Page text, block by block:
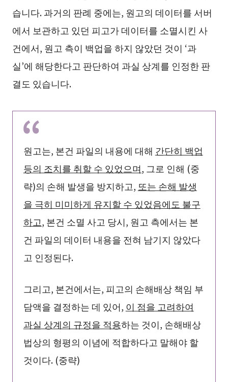
습니다. 과거의 판례 중에는, 원고의 데이터를 서버
에서 보관하고 있던 피고가 데이터를 소멸시킨 사
건에서, 원고 측이 백업을 하지 않았던 것이 ‘과
실’에 해당한다고 판단하여 과실 상계를 인정한 판
결도 있습니다.
원고는, 본건 파일의 내용에 대해 간단히 백업
등의 조치를 취할 수 있었으며, 그로 인해 (중
략)의 손해 발생을 방지하고, 또는 손해 발생
을 극히 미미하게 유지할 수 있었음에도 불구
하고, 본건 소멸 사고 당시, 원고 측에서는 본
건 파일의 데이터 내용을 전혀 남기지 않았다
고 인정된다.
그리고, 본건에서는, 피고의 손해배상 책임 부
담액을 결정하는 데 있어, 이 점을 고려하여
과실 상계의 규정을 적용하는 것이, 손해배상
법상의 형평의 이념에 적합하다고 말해야 할
것이다. (중략)